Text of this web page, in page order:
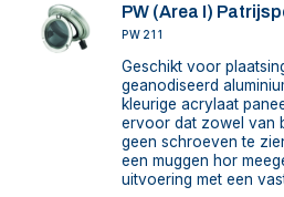
PW (Area I)
PW211
Geschikt voor
geanodiseerd
kleurige acrylaat
ervoor dat zowel van
geen schroeven te
een muggen hor
uitvoering met een